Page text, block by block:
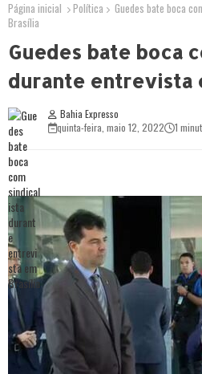
Página inicial Política
Guedes bate boca
Brasília
Guedes bate boca
durante entrevista
Bahia Expresso
quinta-feira, maio 12, 2022
1